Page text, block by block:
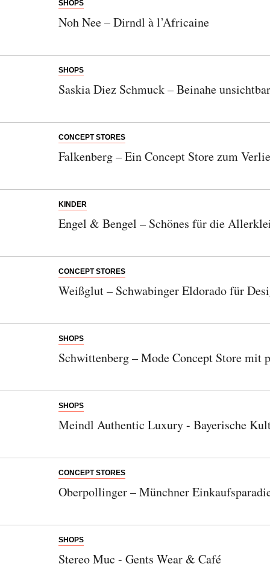
SHOPS
Noh Nee – Dirndl à l’Africaine
SHOPS
Saskia Diez Schmuck – Beinahe
CONCEPT STORES
Falkenberg – Ein Concept Store zum
KINDER
Engel & Bengel – Schönes für die
CONCEPT STORES
Weißglut – Schwabinger Eldorado für
SHOPS
Schwittenberg – Mode Concept Store mit
SHOPS
Meindl Authentic Luxury - Bayerische
CONCEPT STORES
Oberpollinger – Münchner
SHOPS
Stereo Muc - Gents Wear & Café
Entdecken Sie jede Woche neue schöne
Orte, handverlesene Geheimtipps und